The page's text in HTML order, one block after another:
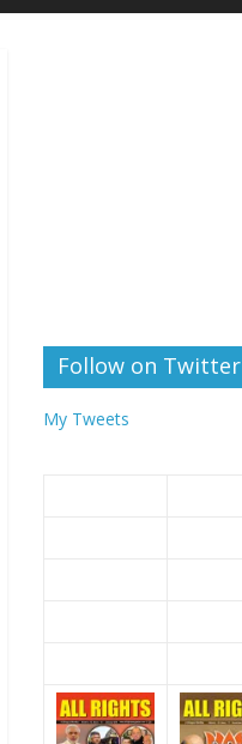
Follow on Twitter
My Tweets